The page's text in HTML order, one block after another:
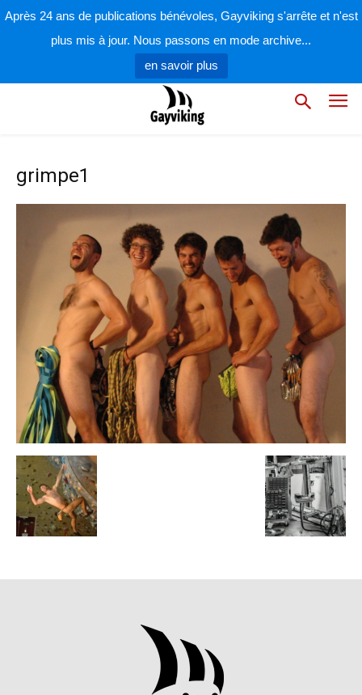
Après 24 ans de publications bénévoles, Gayviking s'arrête et n'est
plus mis à jour. Nous passons en mode archive...
en savoir plus
grimpe1